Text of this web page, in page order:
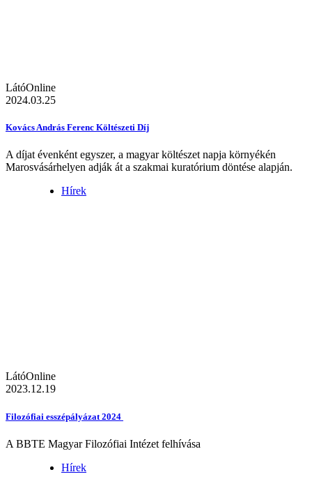
LátóOnline
2024.03.25
Kovács András Ferenc Költészeti Díj
A díjat évenként egyszer, a magyar költészet napja környékén
Marosvásárhelyen adják át a szakmai kuratórium döntése alapján.
Hírek
LátóOnline
2023.12.19
Filozófiai esszépályázat 2024
A BBTE Magyar Filozófiai Intézet felhívása
Hírek